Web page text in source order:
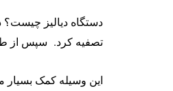
دستگاه دیالیز چیست؟
تصفیه کرد. سپس از
این وسیله کمک